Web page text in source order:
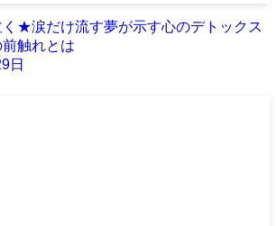
★涙だけ流す夢が示す心のデトックス
触れとは
日